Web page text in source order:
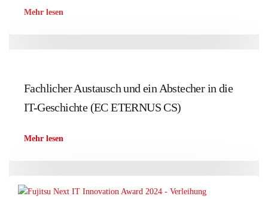
Mehr lesen
Fachlicher Austausch und ein Abstecher in die
IT-Geschichte (EC ETERNUS CS)
Mehr lesen